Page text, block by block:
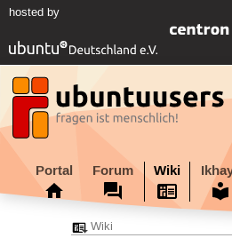
hosted by
Portal Forum Wiki